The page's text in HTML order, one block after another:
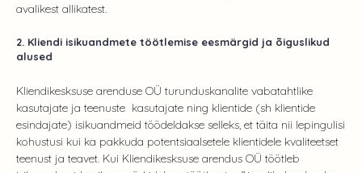
avalikest allikatest.
2. Kliendi isikuandmete töötlemise eesmärgid ja õiguslikud
alused
Kliendikesksuse arenduse OÜ turunduskanalite vabatahtlike
kasutajate ja teenuste kasutajate ning klientide (sh klientide
esindajate) isikuandmeid töödeldakse selleks, et täita nii lepingulisi
kohustusi kui ka pakkuda potentsiaalsetele klientidele kvaliteetset
teenust ja teavet. Kui Kliendikesksuse arendus OÜ töötleb